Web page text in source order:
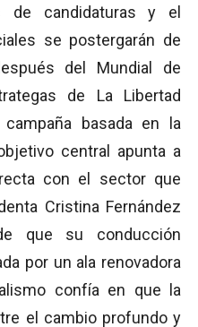
de candidaturas y el
se postergarán de
del Mundial de
de La Libertad
basada en la
central apunta a
con el sector que
Cristina Fernández
que su conducción
por un ala renovadora
confía en que la
el cambio profundo y